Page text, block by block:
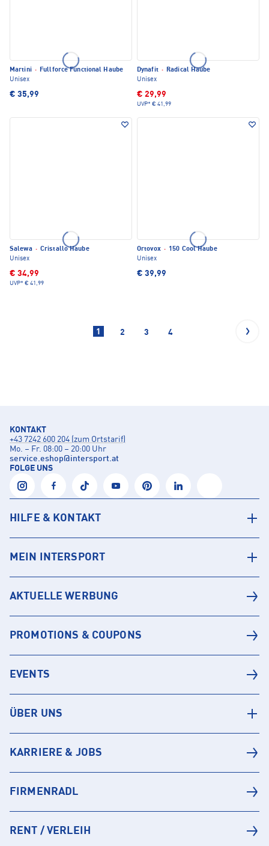
Martini · Fullforce Functional Haube
Unisex
€ 35,99
Dynafit · Radical Haube
Unisex
€ 29,99
UVP* € 41,99
Salewa · Cristallo Haube
Unisex
€ 34,99
UVP* € 41,99
Ortovox · 150 Cool Haube
Unisex
€ 39,99
1 2 3 4
KONTAKT
+43 7242 600 204 (zum Ortstarif)
Mo. – Fr. 08:00 – 20:00 Uhr
service.eshop@intersport.at
FOLGE UNS
HILFE & KONTAKT
MEIN INTERSPORT
AKTUELLE WERBUNG
PROMOTIONS & COUPONS
EVENTS
ÜBER UNS
KARRIERE & JOBS
FIRMENRADL
RENT / VERLEIH